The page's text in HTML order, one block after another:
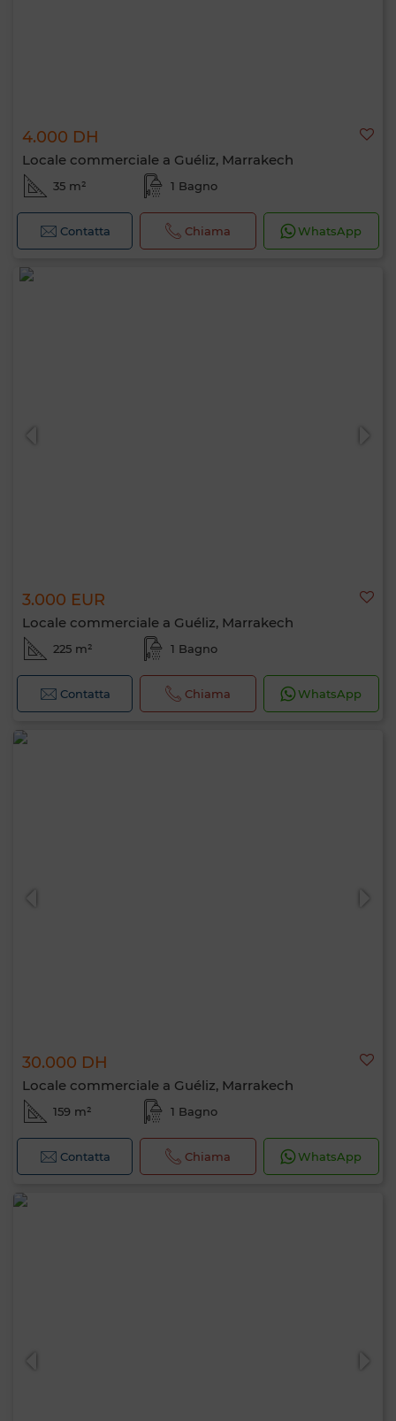
4.000 DH
Locale commerciale a Guéliz, Marrakech
35 m² 1 Bagno
Contatta Chiama WhatsApp
3.000 EUR
Locale commerciale a Guéliz, Marrakech
225 m² 1 Bagno
Contatta Chiama WhatsApp
30.000 DH
Locale commerciale a Guéliz, Marrakech
159 m² 1 Bagno
Contatta Chiama WhatsApp